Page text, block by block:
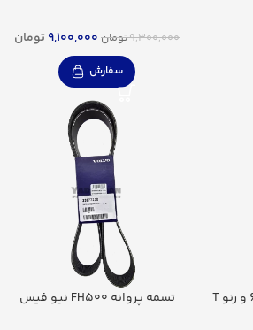
9,300,000تومان 9,100,000تومان
سفارش
تسمه پروانه FH500 نیو فیس